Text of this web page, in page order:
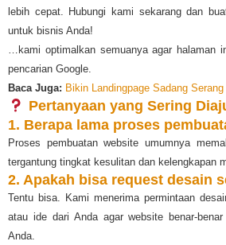
lebih cepat. Hubungi kami sekarang dan
untuk bisnis Anda!
…kami optimalkan semuanya agar halaman
pencarian Google.
Baca Juga: Bikin Landingpage Sadang Serang
Pertanyaan yang Sering
1. Berapa lama proses
Proses pembuatan website umumnya
tergantung tingkat kesulitan dan kelengkapan
2. Apakah bisa request desain
Tentu bisa. Kami menerima permintaan
atau ide dari Anda agar website benar-
Anda.